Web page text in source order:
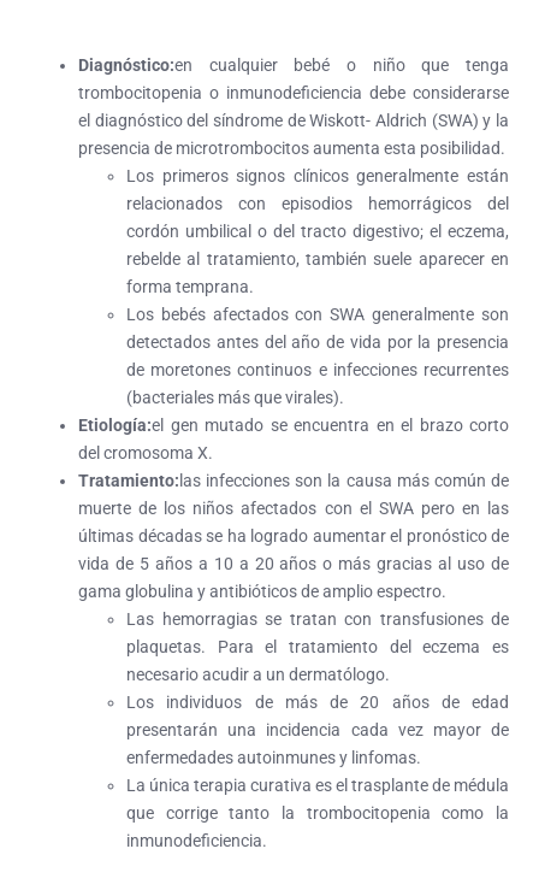
Diagnóstico:en cualquier bebé o niño que tenga
trombocitopenia o inmunodeficiencia debe considerarse
el diagnóstico del síndrome de Wiskott- Aldrich (SWA) y la
presencia de microtrombocitos aumenta esta posibilidad.
Los primeros signos clínicos generalmente están
relacionados con episodios hemorrágicos del
cordón umbilical o del tracto digestivo; el eczema,
rebelde al tratamiento, también suele aparecer en
forma temprana.
Los bebés afectados con SWA generalmente son
detectados antes del año de vida por la presencia
de moretones continuos e infecciones recurrentes
(bacteriales más que virales).
Etiología:el gen mutado se encuentra en el brazo corto
del cromosoma X.
Tratamiento: las infecciones son la causa más común de
muerte de los niños afectados con el SWA pero en las
últimas décadas se ha logrado aumentar el pronóstico de
vida de 5 años a 10 a 20 años o más gracias al uso de
gama globulina y antibióticos de amplio espectro.
Las hemorragias se tratan con transfusiones de
plaquetas. Para el tratamiento del eczema es
necesario acudir a un dermatólogo.
Los individuos de más de 20 años de edad
presentarán una incidencia cada vez mayor de
enfermedades autoinmunes y linfomas.
La única terapia curativa es el trasplante de médula
que corrige tanto la trombocitopenia como la
inmunodeficiencia.